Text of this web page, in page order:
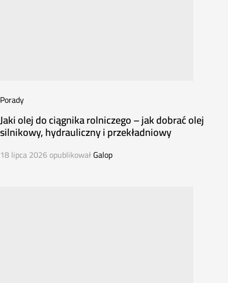
Porady
Jaki olej do ciągnika rolniczego – jak dobrać olej
silnikowy, hydrauliczny i przekładniowy
18 lipca 2026 opublikowałGalop